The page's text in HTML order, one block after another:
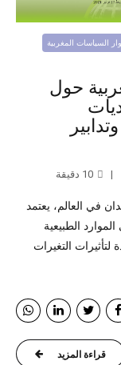
حوار السياسات المغربية
حول
10 دقيقة
الطبيعية
التغيرات
قراءة المزيد